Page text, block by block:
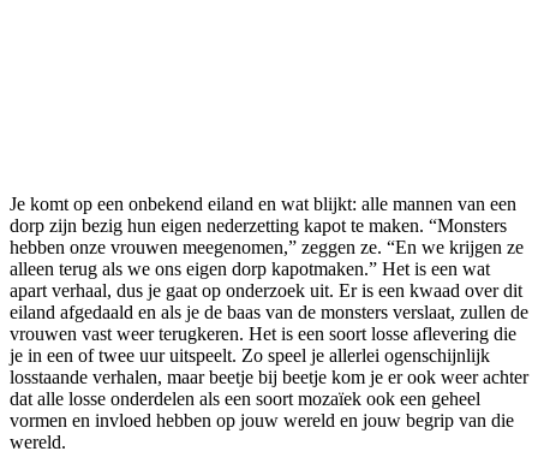
Je komt op een onbekend eiland en wat blijkt: alle mannen van een
dorp zijn bezig hun eigen nederzetting kapot te maken. “Monsters
hebben onze vrouwen meegenomen,” zeggen ze. “En we krijgen ze
alleen terug als we ons eigen dorp kapotmaken.” Het is een wat
apart verhaal, dus je gaat op onderzoek uit. Er is een kwaad over dit
eiland afgedaald en als je de baas van de monsters verslaat, zullen de
vrouwen vast weer terugkeren. Het is een soort losse aflevering die
je in een of twee uur uitspeelt. Zo speel je allerlei ogenschijnlijk
losstaande verhalen, maar beetje bij beetje kom je er ook weer achter
dat alle losse onderdelen als een soort mozaïek ook een geheel
vormen en invloed hebben op jouw wereld en jouw begrip van die
wereld.